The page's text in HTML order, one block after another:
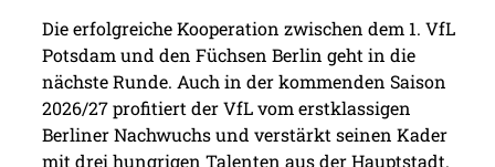
Die erfolgreiche Kooperation zwischen dem 1. VfL
Potsdam und den Füchsen Berlin geht in die
nächste Runde. Auch in der kommenden Saison
2026/27 profitiert der VfL vom erstklassigen
Berliner Nachwuchs und verstärkt seinen Kader
mit drei hungrigen Talenten aus der Hauptstadt.